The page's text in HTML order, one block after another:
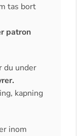
tas bort
patron
du under
.
kapning
inom